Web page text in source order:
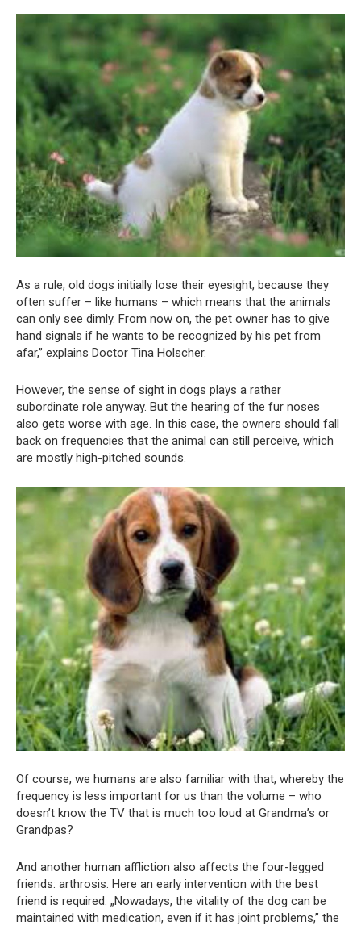
As a rule, old dogs initially lose their eyesight, because they
often suffer – like humans – which means that the animals
can only see dimly. From now on, the pet owner has to give
hand signals if he wants to be recognized by his pet from
afar,” explains Doctor Tina Holscher.
However, the sense of sight in dogs plays a rather
subordinate role anyway. But the hearing of the fur noses
also gets worse with age. In this case, the owners should fall
back on frequencies that the animal can still perceive, which
are mostly high-pitched sounds.
Of course, we humans are also familiar with that, whereby the
frequency is less important for us than the volume – who
doesn’t know the TV that is much too loud at Grandma’s or
Grandpas?
And another human affliction also affects the four-legged
friends: arthrosis. Here an early intervention with the best
friend is required. „Nowadays, the vitality of the dog can be
maintained with medication, even if it has joint problems,” the